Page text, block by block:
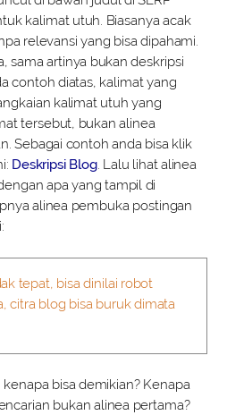
kalimat utuh. Biasanya acak
relevansi yang bisa dipahami.
sama artinya bukan deskripsi
contoh diatas, kalimat yang
kalimat utuh yang
tersebut, bukan alinea
Sebagai contoh anda bisa klik
Deskripsi Blog. Lalu lihat alinea
apa yang tampil di
alinea pembuka postingan
tepat, bisa dinilai robot
citra blog bisa buruk dimata
bisa demikian? Kenapa
bukan alinea pertama?